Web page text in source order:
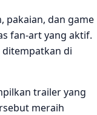
pakaian, dan game
fan‑art yang aktif.
ditempatkan di
trailer yang
meraih